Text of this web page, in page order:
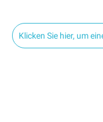
Klicken Sie hier, um